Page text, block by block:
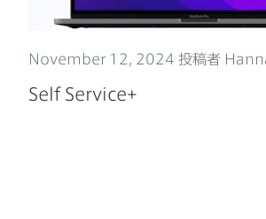
November 12 2024 投稿者
Self Service+